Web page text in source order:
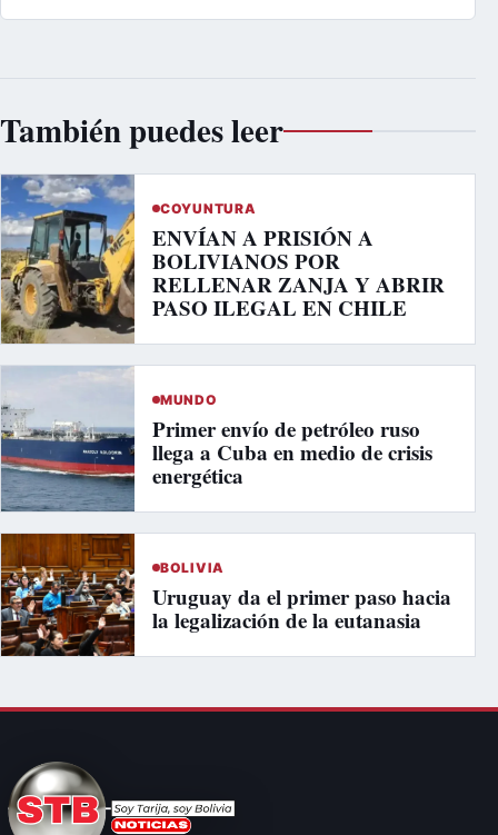
También puedes leer
COYUNTURA
ENVÍAN A PRISIÓN A
BOLIVIANOS POR
RELLENAR ZANJA Y ABRIR
PASO ILEGAL EN CHILE
MUNDO
Primer envío de petróleo ruso
llega a Cuba en medio de crisis
energética
BOLIVIA
Uruguay da el primer paso hacia
la legalización de la eutanasia